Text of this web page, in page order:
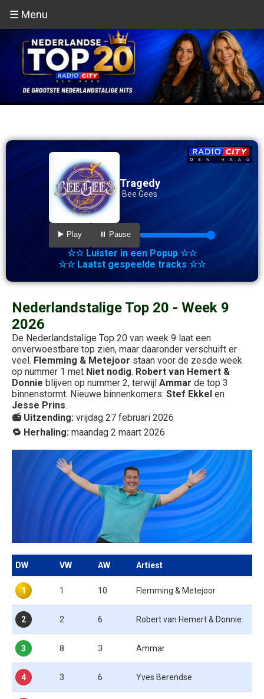
☰ Menu
Tragedy
Bee Gees
▶️ Play ⏸️ Pause
☆☆ Luister in een Popup ☆☆
☆☆ Laatst gespeelde tracks ☆☆
Nederlandstalige Top 20 - Week 9
2026
De Nederlandstalige Top 20 van week 9 laat een
onverwoestbare top zien, maar daaronder verschuift er
veel. Flemming & Metejoor staan voor de zesde week
op nummer 1 met Niet nodig. Robert van Hemert &
Donnie blijven op nummer 2, terwijl Ammar de top 3
binnenstormt. Nieuwe binnenkomers: Stef Ekkel en
Jesse Prins.
📻 Uitzending: vrijdag 27 februari 2026
🔁 Herhaling: maandag 2 maart 2026
DW VW AW Artiest
1 1 10 Flemming & Metejoor
2 2 6 Robert van Hemert & Donnie
3 8 3 Ammar
4 3 6 Yves Berendse